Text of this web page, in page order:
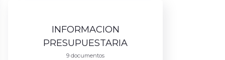
INFORMACION
PRESUPUESTARIA
9 documentos